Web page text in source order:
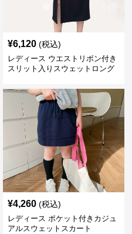
¥6,120 (税込)
レディース ウエストリボン付き
スリット入りスウェットロング
¥4,260 (税込)
レディース ポケット付きカジュ
アルスウェットスカート